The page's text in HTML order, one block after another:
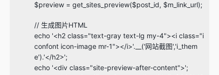
$preview = get_sites_preview($post_id, $m_link_url);
// 生成图片HTML
echo '<h2 class="text-gray text-lg my-4"><i class="i
confont icon-image mr-1"></i>'.__('网站截图','i_them
e').'</h2>';
echo '<div class="site-preview-after-content">';